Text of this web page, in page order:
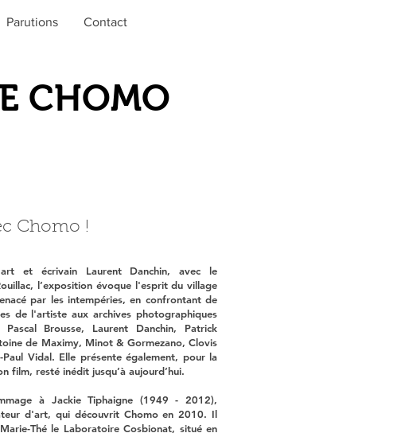
Parutions Contact
CHOMO
Chomo !
et écrivain Laurent Danchin, avec le
l’exposition évoque l'esprit du village
par les intempéries, en confrontant de
de l'artiste aux archives photographiques
Brousse, Laurent Danchin, Patrick
de Maximy, Minot & Gormezano, Clovis
Vidal. Elle présente également, pour la
film, resté inédit jusqu’à aujourd’hui.
à Jackie Tiphaigne (1949 - 2012),
d'art, qui découvrit Chomo en 2010. Il
Thé le Laboratoire Cosbionat, situé en